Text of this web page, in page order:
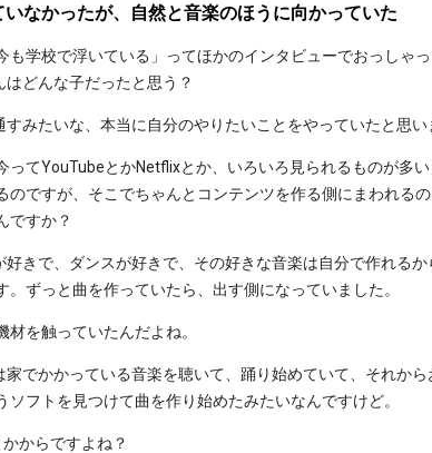
いなかったが、自然と音楽のほうに向かっていた
も学校で浮いている」ってほかのインタビューでおっしゃ
どんな子だったと思う？
みたいな、本当に自分のやりたいことをやっていたと思い
ってYouTubeとかNetflixとか、いろいろ見られるものが多
のですが、そこでちゃんとコンテンツを作る側にまわれる
ですか？
好きで、ダンスが好きで、その好きな音楽は自分で作れる
ずっと曲を作っていたら、出す側になっていました。
を触っていたんだよね。
家でかかっている音楽を聴いて、踊り始めていて、それか
ソフトを見つけて曲を作り始めたみたいなんですけど。
からですよね？